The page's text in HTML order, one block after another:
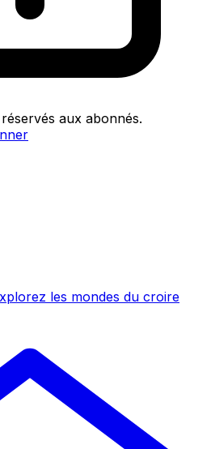
aux abonnés.
les mondes du croire